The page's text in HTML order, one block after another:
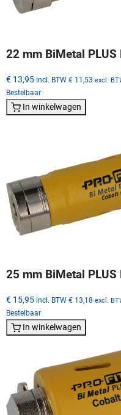
22 mm BiMetal
€ 13,95 incl. BTW € 11,53 excl.
Bestelbaar
In winkelwagen
25 mm BiMetal
€ 15,95 incl. BTW € 13,18 excl.
Bestelbaar
In winkelwagen